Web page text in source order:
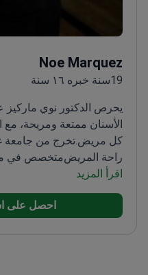
Noe Marquez
19سنة خبره ١٦ سنة
يحرص الدكتور نوي
الأسنان ممتعة ومريحة،
كل مريض.تخرج من جامعة
راحة المريضمتخصص في
طب الأسنان، من التنظيف
الرعاية لاستعادة الثقة
اقرأ المزيد
احصل على